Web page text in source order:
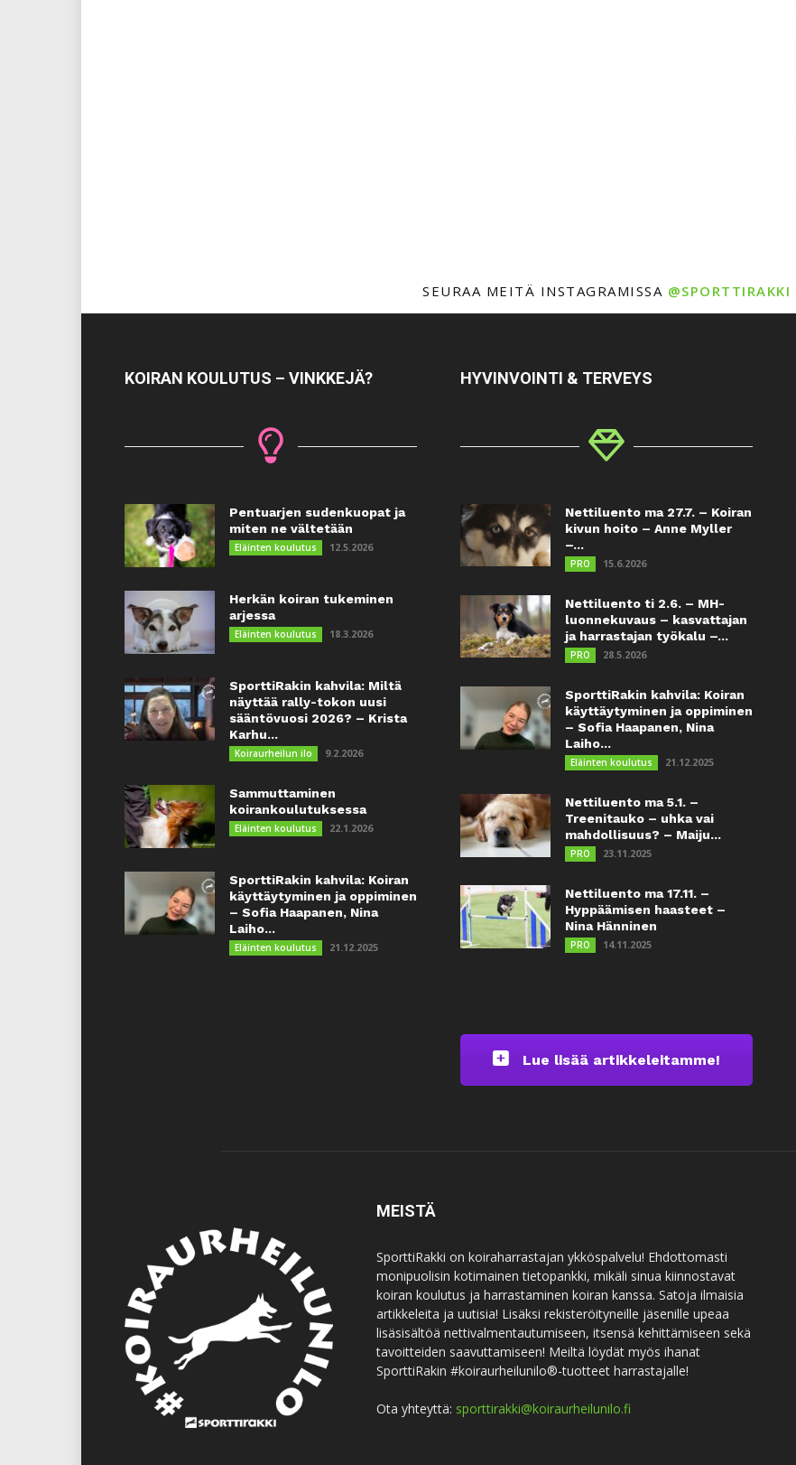
SEURAA MEITÄ INSTAGRAMISSA @SPORTTIRAKKI
KOIRAN KOULUTUS – VINKKEJÄ?
Pentuarjen sudenkuopat ja
miten ne vältetään
Eläinten koulutus 12.5.2026
Herkän koiran tukeminen
arjessa
Eläinten koulutus 18.3.2026
SporttiRakin kahvila: Miltä
näyttää rally-tokon uusi
sääntövuosi 2026? – Krista
Karhu...
Koiraurheilun ilo 9.2.2026
Sammuttaminen
koirankoulutuksessa
Eläinten koulutus 22.1.2026
SporttiRakin kahvila: Koiran
käyttäytyminen ja oppiminen
– Sofia Haapanen, Nina
Laiho...
Eläinten koulutus 21.12.2025
HYVINVOINTI & TERVEYS
Nettiluento ma 27.7. – Koiran
kivun hoito – Anne Myller
–...
PRO 15.6.2026
Nettiluento ti 2.6. – MH-
luonnekuvaus – kasvattajan
ja harrastajan työkalu –...
PRO 28.5.2026
SporttiRakin kahvila: Koiran
käyttäytyminen ja oppiminen
– Sofia Haapanen, Nina
Laiho...
Eläinten koulutus 21.12.2025
Nettiluento ma 5.1. –
Treenitauko – uhka vai
mahdollisuus? – Maiju...
PRO 23.11.2025
Nettiluento ma 17.11. –
Hyppäämisen haasteet –
Nina Hänninen
PRO 14.11.2025
Lue lisää artikkeleitamme!
MEISTÄ
SporttiRakki on koiraharrastajan ykköspalvelu! Ehdottomasti
monipuolisin kotimainen tietopankki, mikäli sinua kiinnostavat
koiran koulutus ja harrastaminen koiran kanssa. Satoja ilmaisia
artikkeleita ja uutisia! Lisäksi rekisteröityneille jäsenille upeaa
lisäsisältöä nettivalmentautumiseen, itsensä kehittämiseen sekä
tavoitteiden saavuttamiseen! Meiltä löydät myös ihanat
SporttiRakin #koiraurheilunilo®-tuotteet harrastajalle!
Ota yhteyttä: sporttirakki@koiraurheilunilo.fi